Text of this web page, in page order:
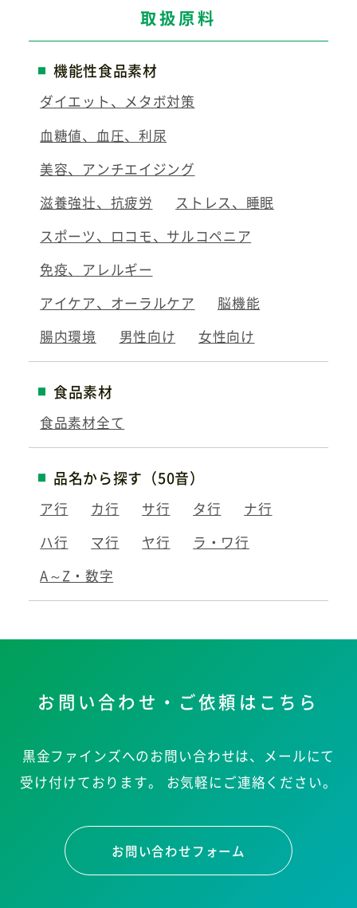
取扱原料
機能性食品素材
ダイエット、メタボ対策
血糖値、血圧、利尿
美容、アンチエイジング
滋養強壮、抗疲労
ストレス、睡眠
スポーツ、ロコモ、サルコペニア
免疫、アレルギー
アイケア、オーラルケア
脳機能
腸内環境
男性向け 女性向け
食品素材
食品素材全て
品名から探す（50音）
ア行 カ行 サ行 タ行
ナ行
ハ行
マ行 ヤ行
ラ・ワ行
A～Z・数字
お問い合わせ・ご依頼はこちら
黒金ファインズへのお問い合わせは、メールにて
受け付けております。
お気軽にご連絡ください。
お問い合わせフォーム